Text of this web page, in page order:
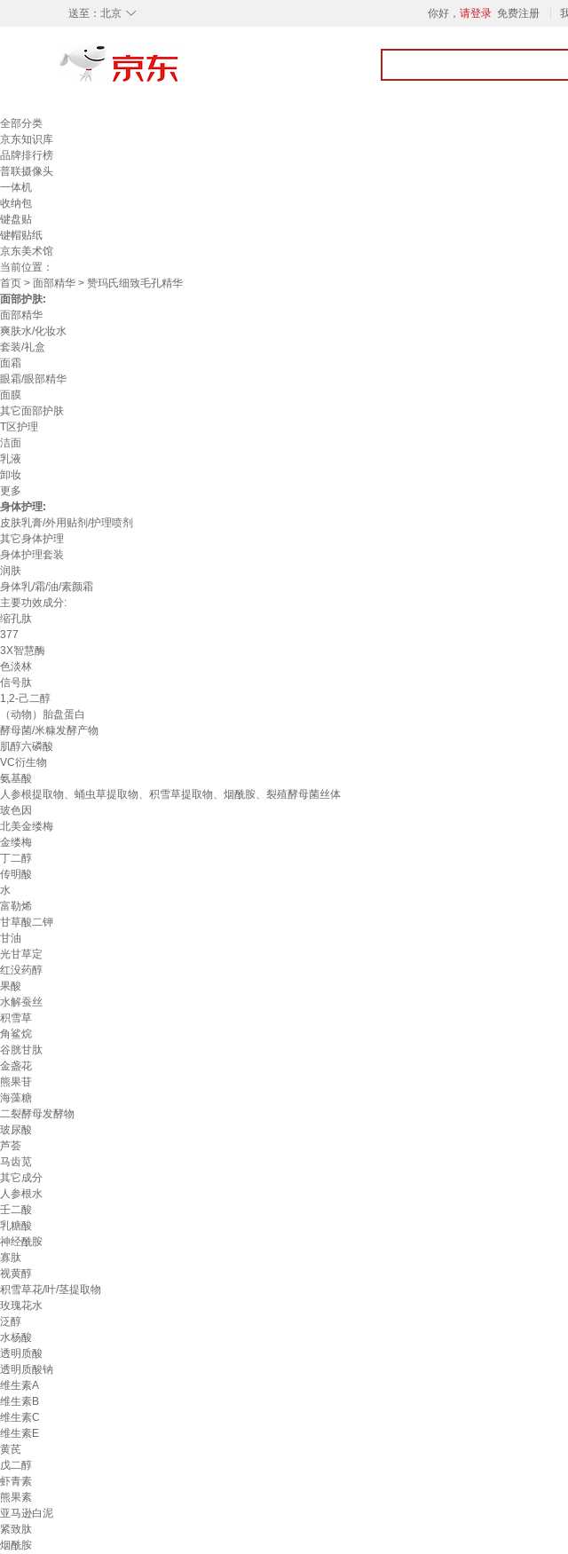
◇
送至： 北京 你好， 请登录 免费注册
全部分类
京东知识库
品牌排行榜
普联摄像头
一体机
收纳包
键盘贴
键帽贴纸
京东美术馆
当前位置：
首页 > 面部精华 > 赞玛氏细致毛孔精华
面部护肤:
面部精华
爽肤水/化妆水
套装/礼盒
面霜
眼霜/眼部精华
面膜
其它面部护肤
T区护理
洁面
乳液
卸妆
更多
身体护理:
皮肤乳膏/外用贴剂/护理喷剂
其它身体护理
身体护理套装
润肤
身体乳/霜/油/素颜霜
主要功效成分:
缩孔肽
377
3X智慧酶
色淡林
信号肽
1,2-己二醇
（动物）胎盘蛋白
酵母菌/米糠发酵产物
肌醇六磷酸
VC衍生物
氨基酸
人参根提取物、蛹虫草提取物、积雪草提取物、烟酰胺、裂殖酵母菌丝体
玻色因
北美金缕梅
金缕梅
丁二醇
传明酸
水
富勒烯
甘草酸二钾
甘油
光甘草定
红没药醇
果酸
水解蚕丝
积雪草
角鲨烷
谷胱甘肽
金盏花
熊果苷
海藻糖
二裂酵母发酵物
玻尿酸
芦荟
马齿苋
其它成分
人参根水
壬二酸
乳糖酸
神经酰胺
寡肽
视黄醇
积雪草花/叶/茎提取物
玫瑰花水
泛醇
水杨酸
透明质酸
透明质酸钠
维生素A
维生素B
维生素C
维生素E
黄芪
戊二醇
虾青素
熊果素
亚马逊白泥
紧致肽
烟酰胺